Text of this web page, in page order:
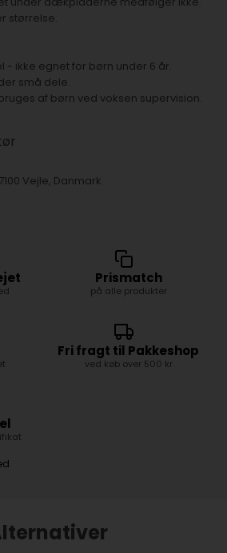
størrelse.
- ikke egnet for børn under 6 år.
små dele.
af børn ved voksen supervision.
Vejle, Danmark
Prismatch
på alle produkter
Fri fragt til Pakkeshop
ved køb over 500 kr